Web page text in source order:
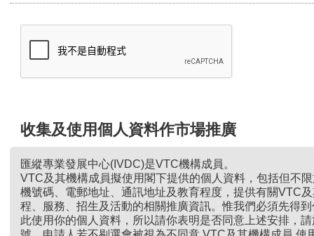
收集及使用個人資料作市場推廣
匯縱專業發展中心(IVDC)是VTC機構成員。
VTC及其機構成員擬使用閣下提供的個人資料，包括但不
機號碼、電郵地址、通訊地址及教育程度，提供有關VTC
程、服務、招生及活動的相關推廣資訊。惟我們必須先得
此使用你的個人資料，所以請你表明是否同意上述安排，